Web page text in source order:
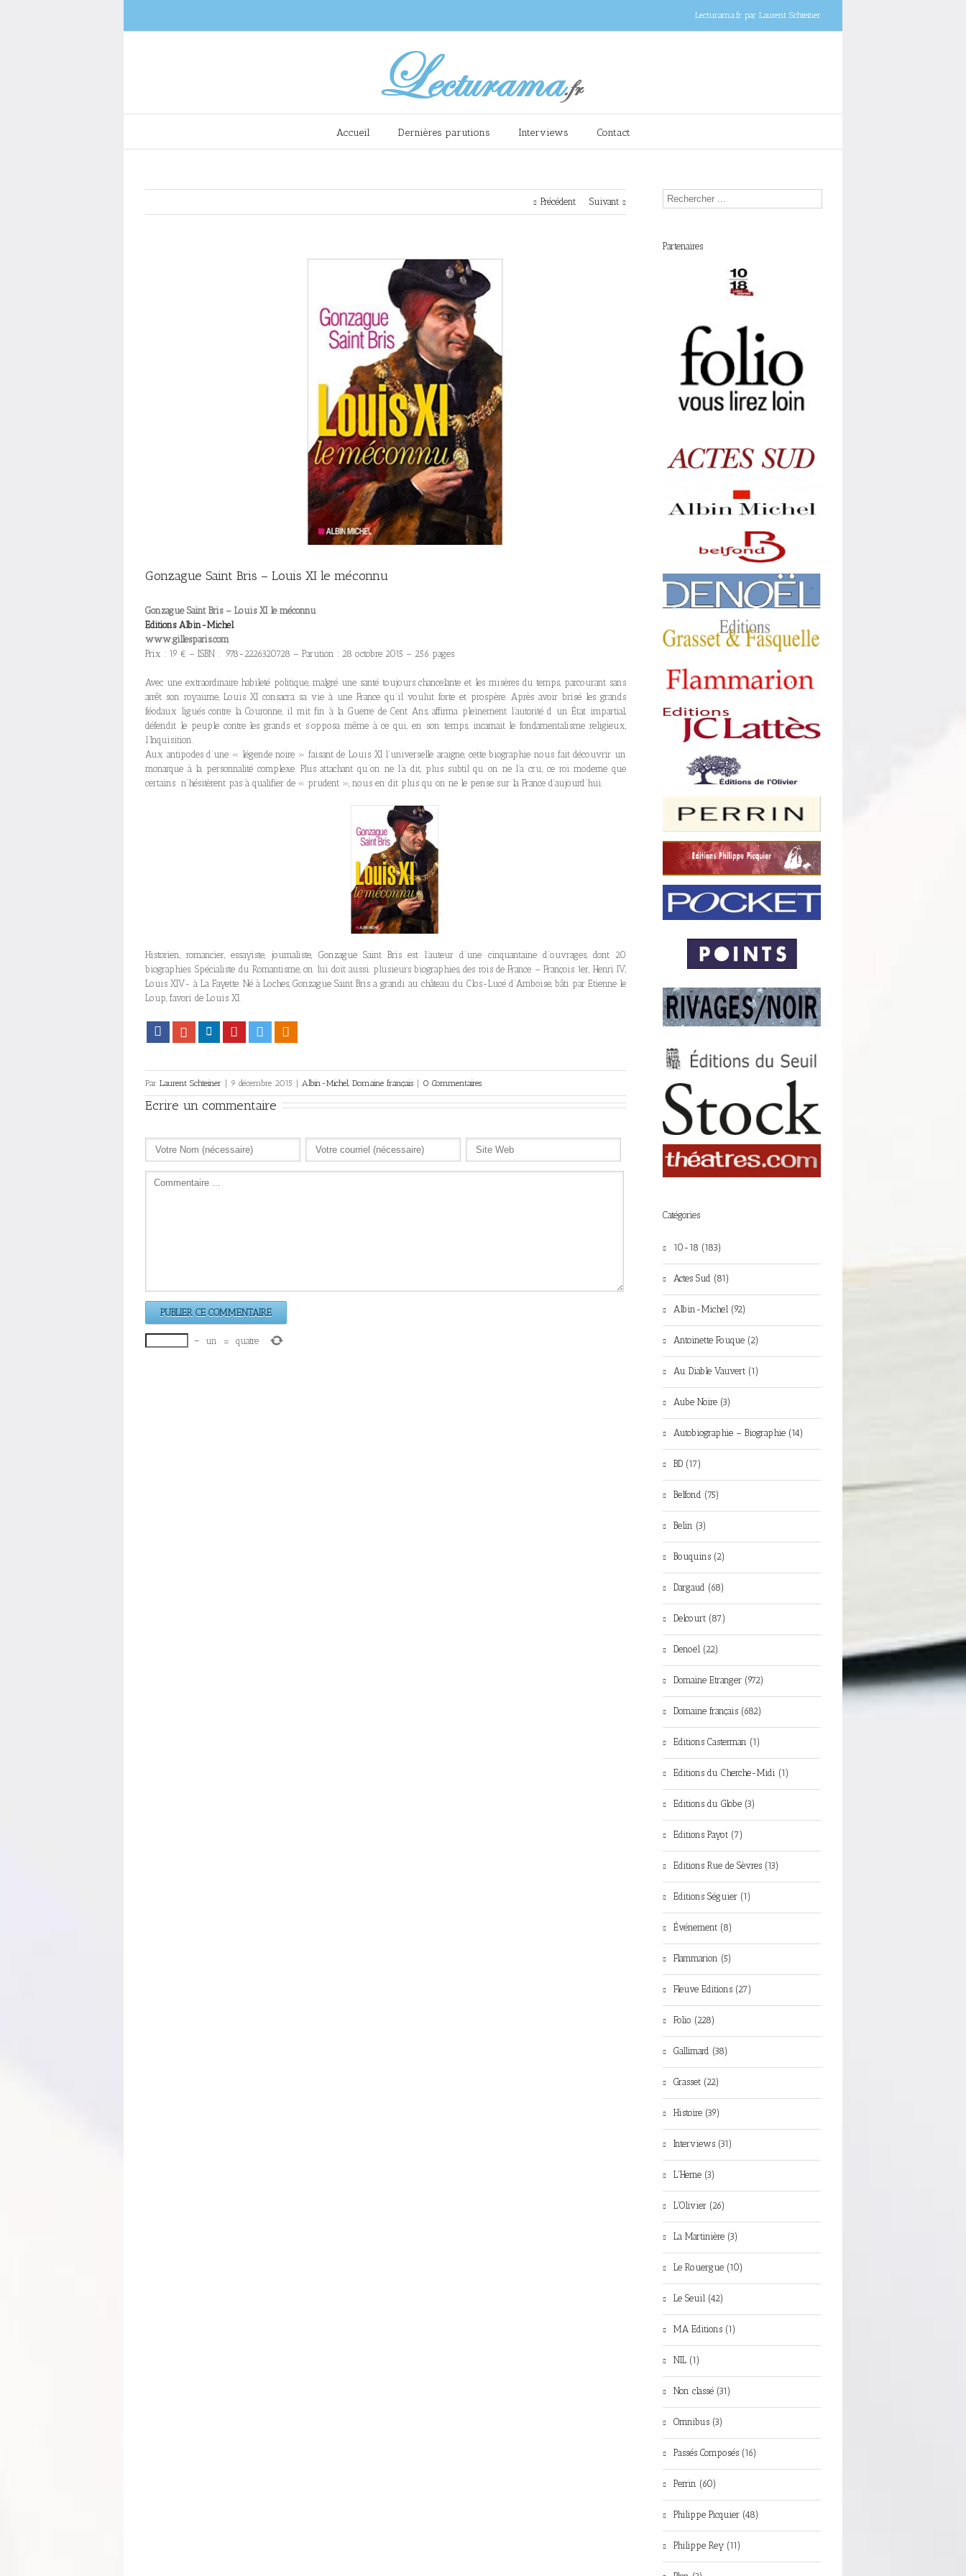
Lecturama.fr par Laurent Schteiner
Accueil Dernières parutions Interviews Contact
Précédent Suivant
Gonzague Saint Bris – Louis XI le méconnu
Gonzague Saint Bris – Louis XI le méconnu
Editions Albin-Michel
www.gillesparis.com
Prix : 19 € – ISBN : 978-2226320728 – Parution : 28 octobre 2015 – 256 pages
Avec une extraordinaire habileté politique, malgré une santé toujours chancelante et les misères du temps, parcourant sans
arrêt son royaume, Louis XI consacra sa vie à une France qu’il voulut forte et prospère. Après avoir brisé les grands
féodaux ligués contre la Couronne, il mit fin à la Guerre de Cent Ans, affirma pleinement l’autorité d un État impartial,
défendit le peuple contre les grands et s’opposa même à ce qui, en son temps, incarnait le fondamentalisme religieux,
l’Inquisition.
Aux antipodes d’une « légende noire » faisant de Louis XI l’universelle araigne, cette biographie nous fait découvrir un
monarque à la personnalité complexe. Plus attachant qu’on ne l’a dit, plus subtil qu on ne l’a cru, ce roi moderne que
certains n’hésitèrent pas à qualifier de « prudent », nous en dit plus qu on ne le pense sur la France d’aujourd’hui.
Historien, romancier, essayiste, journaliste, Gonzague Saint Bris est l’auteur d’une cinquantaine d’ouvrages, dont 20
biographies. Spécialiste du Romantisme, on lui doit aussi plusieurs biographies, des rois de France – François 1er, Henri IV,
Louis XIV- à La Fayette. Né à Loches, Gonzague Saint Bris a grandi au château du Clos-Lucé d’Amboise, bâti par Etienne le
Loup, favori de Louis XI.
Facebook Google+
Par Laurent Schteiner 9 décembre 2015 Albin-Michel, Domaine français 0 Commentaires
Ecrire un commentaire
− un = quatre
Partenaires
Catégories
10-18 (183)
Actes Sud (81)
Albin-Michel (92)
Antoinette Fouque (2)
Au Diable Vauvert (1)
Aube Noire (3)
Autobiographie – Biographie (14)
BD (17)
Belfond (75)
Belin (3)
Bouquins (2)
Dargaud (68)
Delcourt (87)
Denoël (22)
Domaine Etranger (972)
Domaine français (682)
Editions Casterman (1)
Editions du Cherche-Midi (1)
Editions du Globe (3)
Editions Payot (7)
Editions Rue de Sèvres (13)
Editions Séguier (1)
Événement (8)
Flammarion (5)
Fleuve Editions (27)
Folio (228)
Gallimard (38)
Grasset (22)
Histoire (39)
Interviews (31)
L'Herne (3)
L'Olivier (26)
La Martinière (3)
Le Rouergue (10)
Le Seuil (42)
MA Editions (1)
NIL (1)
Non classé (31)
Omnibus (3)
Passés Composés (16)
Perrin (60)
Philippe Picquier (48)
Philippe Rey (11)